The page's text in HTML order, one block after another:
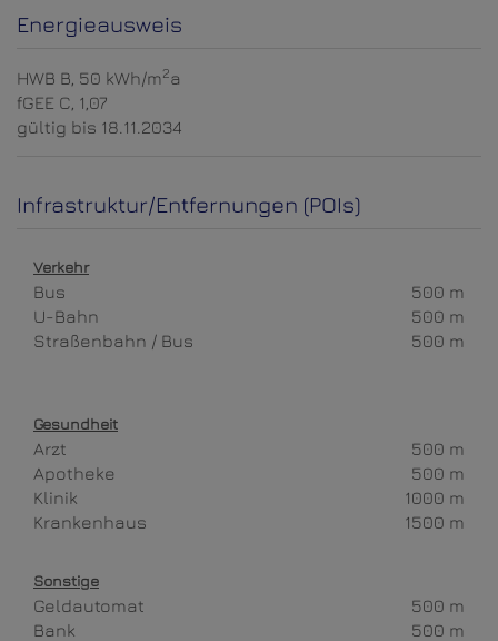
Energieausweis
HWB B, 50 kWh/m2a
fGEE C, 1,07
gültig bis 18.11.2034
Infrastruktur/Entfernungen (POIs)
Verkehr
Bus
500 m
U-Bahn
500 m
Straßenbahn / Bus
500 m
Gesundheit
Arzt
500 m
Apotheke
500 m
Klinik
1000 m
Krankenhaus
1500 m
Sonstige
Geldautomat
500 m
Bank
500 m